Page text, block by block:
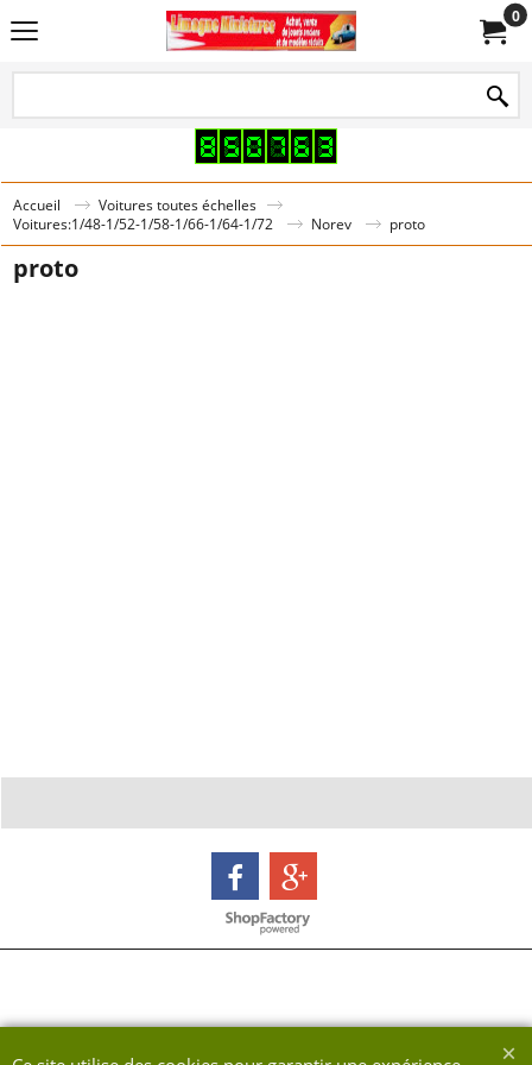
0
Accueil
Voitures toutes échelles
Voitures:1/48-1/52-1/58-1/66-1/64-1/72
Norev proto
proto
Boutique en ligne créés avec le logiciel eCommerce ShopFactory